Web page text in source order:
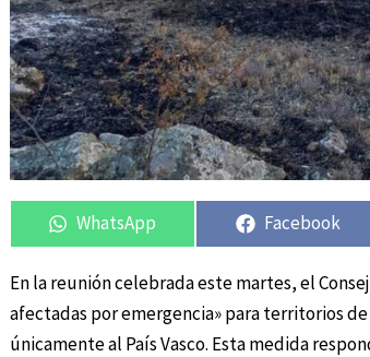
Compartir
en
WhatsApp
Compartir
en
Facebook
En la reunión celebrada este martes, el
afectadas por emergencia» para territorios
únicamente al País Vasco. Esta medida
Compartir
en
Compartir
en